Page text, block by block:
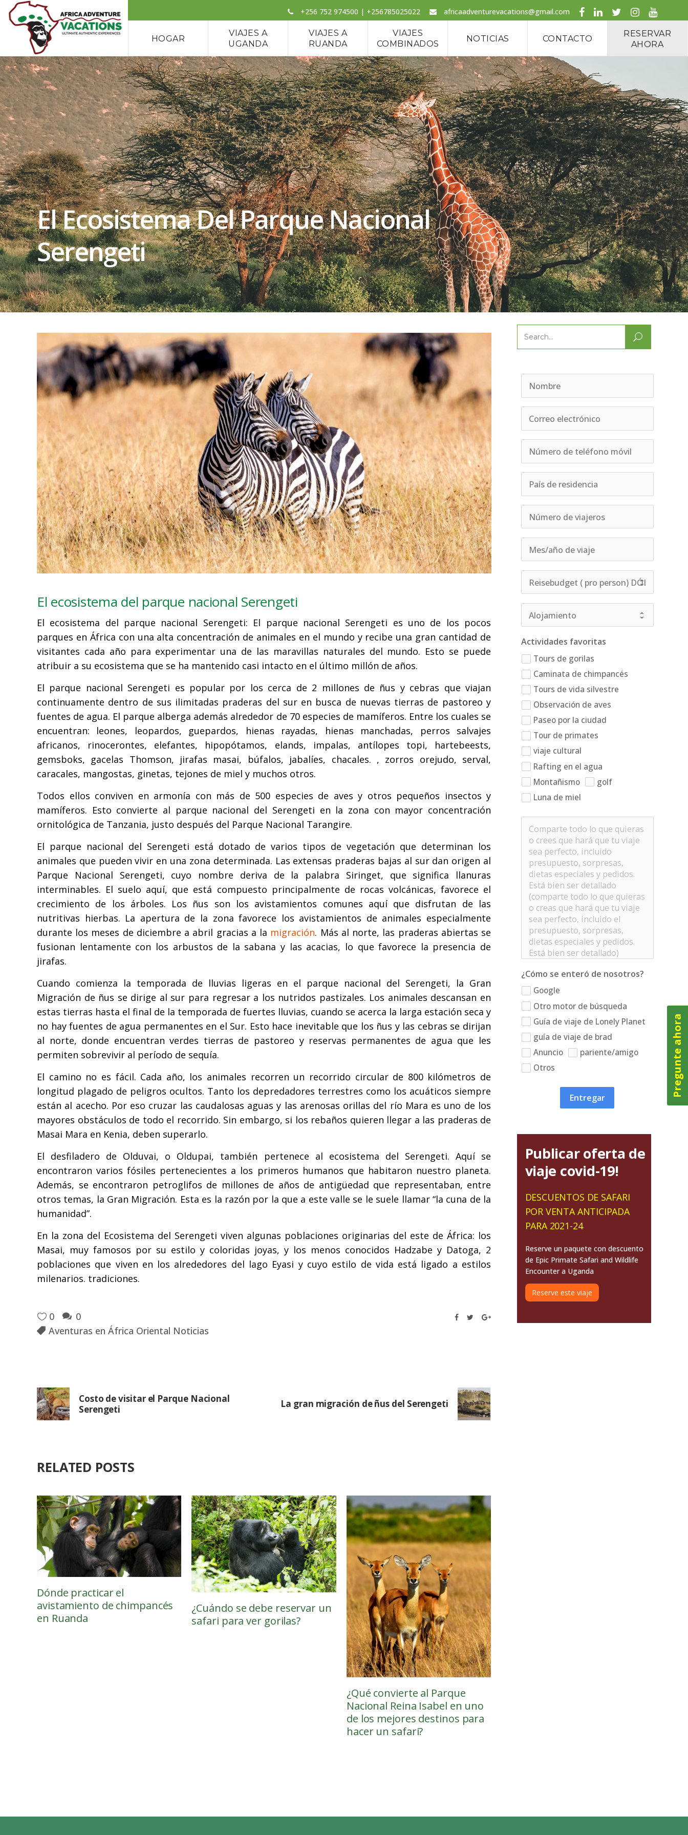
+256 752 974500 | +256785025022 africaadventurevacations@gmail.com
HOGAR
VIAJES A
UGANDA
VIAJES A
RUANDA
VIAJES
COMBINADOS
NOTICIAS CONTACTO
RESERVAR
AHORA
El Ecosistema Del Parque Nacional
Serengeti
El ecosistema del parque nacional Serengeti
El ecosistema del parque nacional Serengeti: El parque nacional Serengeti es uno de los pocos
parques en África con una alta concentración de animales en el mundo y recibe una gran cantidad de
visitantes cada año para experimentar una de las maravillas naturales del mundo. Esto se puede
atribuir a su ecosistema que se ha mantenido casi intacto en el último millón de años.
El parque nacional Serengeti es popular por los cerca de 2 millones de ñus y cebras que viajan
continuamente dentro de sus ilimitadas praderas del sur en busca de nuevas tierras de pastoreo y
fuentes de agua. El parque alberga además alrededor de 70 especies de mamíferos. Entre los cuales se
encuentran: leones, leopardos, guepardos, hienas rayadas, hienas manchadas, perros salvajes
africanos, rinocerontes, elefantes, hipopótamos, elands, impalas, antílopes topi, hartebeests,
gemsboks, gacelas Thomson, jirafas masai, búfalos, jabalíes, chacales. , zorros orejudo, serval,
caracales, mangostas, ginetas, tejones de miel y muchos otros.
Todos ellos conviven en armonía con más de 500 especies de aves y otros pequeños insectos y
mamíferos. Esto convierte al parque nacional del Serengeti en la zona con mayor concentración
ornitológica de Tanzania, justo después del Parque Nacional Tarangire.
El parque nacional del Serengeti está dotado de varios tipos de vegetación que determinan los
animales que pueden vivir en una zona determinada. Las extensas praderas bajas al sur dan origen al
Parque Nacional Serengeti, cuyo nombre deriva de la palabra Siringet, que significa llanuras
interminables. El suelo aquí, que está compuesto principalmente de rocas volcánicas, favorece el
crecimiento de los árboles. Los ñus son los avistamientos comunes aquí que disfrutan de las
nutritivas hierbas. La apertura de la zona favorece los avistamientos de animales especialmente
durante los meses de diciembre a abril gracias a la migración. Más al norte, las praderas abiertas se
fusionan lentamente con los arbustos de la sabana y las acacias, lo que favorece la presencia de
jirafas.
Cuando comienza la temporada de lluvias ligeras en el parque nacional del Serengeti, la Gran
Migración de ñus se dirige al sur para regresar a los nutridos pastizales. Los animales descansan en
estas tierras hasta el final de la temporada de fuertes lluvias, cuando se acerca la larga estación seca y
no hay fuentes de agua permanentes en el Sur. Esto hace inevitable que los ñus y las cebras se dirijan
al norte, donde encuentran verdes tierras de pastoreo y reservas permanentes de agua que les
permiten sobrevivir al período de sequía.
El camino no es fácil. Cada año, los animales recorren un recorrido circular de 800 kilómetros de
longitud plagado de peligros ocultos. Tanto los depredadores terrestres como los acuáticos siempre
están al acecho. Por eso cruzar las caudalosas aguas y las arenosas orillas del río Mara es uno de los
mayores obstáculos de todo el recorrido. Sin embargo, si los rebaños quieren llegar a las praderas de
Masai Mara en Kenia, deben superarlo.
El desfiladero de Olduvai, o Oldupai, también pertenece al ecosistema del Serengeti. Aquí se
encontraron varios fósiles pertenecientes a los primeros humanos que habitaron nuestro planeta.
Además, se encontraron petroglifos de millones de años de antigüedad que representaban, entre
otros temas, la Gran Migración. Esta es la razón por la que a este valle se le suele llamar “la cuna de la
humanidad”.
En la zona del Ecosistema del Serengeti viven algunas poblaciones originarias del este de África: los
Masai, muy famosos por su estilo y coloridas joyas, y los menos conocidos Hadzabe y Datoga, 2
poblaciones que viven en los alrededores del lago Eyasi y cuyo estilo de vida está ligado a estilos
milenarios. tradiciones.
0
0
Aventuras en África Oriental Noticias
Costo de visitar el Parque Nacional
Serengeti
La gran migración de ñus del Serengeti
RELATED POSTS
Dónde practicar el
avistamiento de chimpancés
en Ruanda
¿Cuándo se debe reservar un
safari para ver gorilas?
¿Qué convierte al Parque
Nacional Reina Isabel en uno
de los mejores destinos para
hacer un safari?
Search
Actividades favoritas
Tours de gorilas
Caminata de chimpancés
Tours de vida silvestre
Observación de aves
Paseo por la ciudad
Tour de primates
viaje cultural
Rafting en el agua
Montañismo
golf
Luna de miel
¿Cómo se enteró de nosotros?
Google
Otro motor de búsqueda
Guía de viaje de Lonely Planet
guía de viaje de brad
Anuncio
pariente/amigo
Otros
Entregar
Publicar oferta de
viaje covid-19!
DESCUENTOS DE SAFARI
POR VENTA ANTICIPADA
PARA 2021-24
Reserve un paquete con descuento
de Epic Primate Safari and Wildlife
Encounter a Uganda
Reserve este viaje
Pregunte ahora